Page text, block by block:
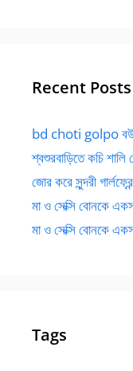
Recent Posts
bd choti golpo বউকে
শ্বশুরবাড়িতে কচি শালি
জোর করে সুন্দরী
মা ও সেক্সি বোনকে
মা ও সেক্সি বোনকে
Tags